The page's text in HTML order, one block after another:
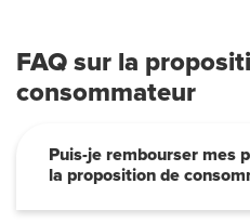
FAQ sur la
consommateur
Puis-je rembourser mes
la proposition de